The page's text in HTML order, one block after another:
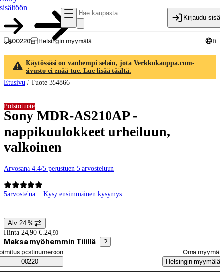
sisältöön
Kirjaudu
00220 Helsingin myymälä fi
Käytössäsi on vanhempi selain, jota Verkkokauppa.com-
sivusto ei enää tue. Lue lisää täältä.
Etusivu / Tuote 354866
Sony MDR-AS210AP -
nappikuulokkeet urheiluun,
valkoinen
Arvosana 4.4/5 perustuen 5 arvosteluun
5arvostelua Kysy ensimmäinen kysymys
Poistotuote
Hintatiedot
Alv 24 %
Hinta 24,90 €. 24,90
Maksa myöhemmin Tilillä ?
Saatavuustiedot
tilaustapa
postinumeroon
00220
Oma
Helsingin myymälä